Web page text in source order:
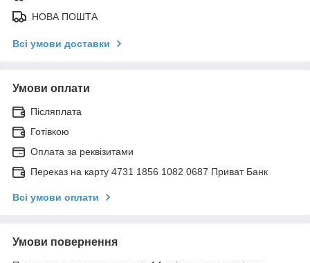
НОВА ПОШТА
Всі умови доставки
Умови оплати
Післяплата
Готівкою
Оплата за реквізитами
Переказ на карту 4731 1856 1082 0687 Приват Банк
Всі умови оплати
Умови повернення